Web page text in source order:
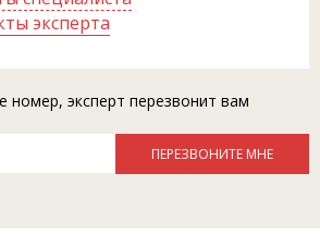
эксперта
номер, эксперт перезвонит вам